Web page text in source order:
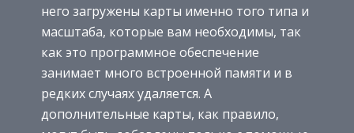
него загружены карты именно того типа и
масштаба, которые вам необходимы, так
как это программное обеспечение
занимает много встроенной памяти и в
редких случаях удаляется. А
дополнительные карты, как правило,